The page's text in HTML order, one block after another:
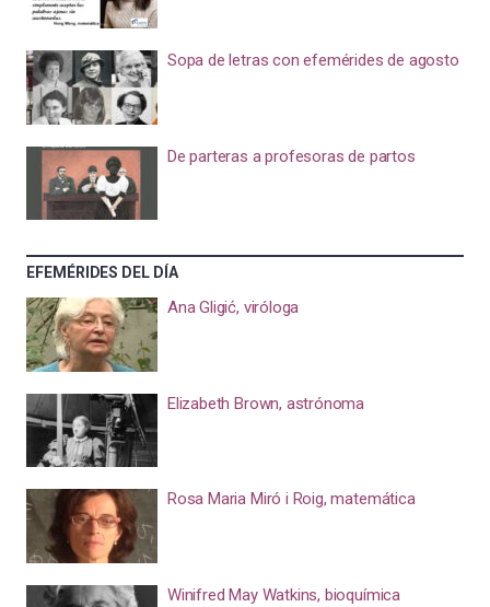
Sopa de letras con efemérides de agosto
De parteras a profesoras de partos
EFEMÉRIDES DEL DÍA
Ana Gligić, viróloga
Elizabeth Brown, astrónoma
Rosa Maria Miró i Roig, matemática
Winifred May Watkins, bioquímica